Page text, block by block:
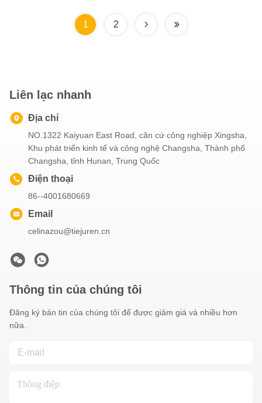
1 2
Liên lạc nhanh
Địa chỉ
NO.1322 Kaiyuan East Road, căn cứ công nghiệp Xingsha,
Khu phát triển kinh tế và công nghệ Changsha, Thành phố
Changsha, tỉnh Hunan, Trung Quốc
Điện thoại
86--4001680669
Email
celinazou@tiejuren.cn
Thông tin của chúng tôi
Đăng ký bản tin của chúng tôi để được giảm giá và nhiều hơn
nữa.